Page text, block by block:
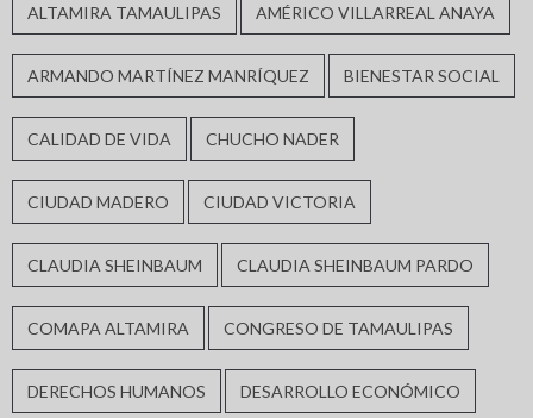
ALTAMIRA TAMAULIPAS AMÉRICO VILLARREAL ANAYA
ARMANDO MARTÍNEZ MANRÍQUEZ BIENESTAR SOCIAL
CALIDAD DE VIDA CHUCHO NADER
CIUDAD MADERO CIUDAD VICTORIA
CLAUDIA SHEINBAUM CLAUDIA SHEINBAUM PARDO
COMAPA ALTAMIRA CONGRESO DE TAMAULIPAS
DERECHOS HUMANOS DESARROLLO ECONÓMICO